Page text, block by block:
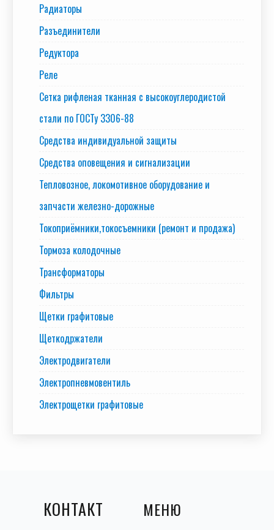
Радиаторы
Разъединители
Редуктора
Реле
Сетка рифленая тканная с высокоуглеродистой
стали по ГОСТу 3306-88
Средства индивидуальной защиты
Средства оповещения и сигнализации
Тепловозное, локомотивное оборудование и
запчасти железно-дорожные
Токоприёмники,токосъемники (ремонт и продажа)
Тормоза колодочные
Трансформаторы
Фильтры
Щетки графитовые
Щеткодржатели
Электродвигатели
Электропневмовентиль
Электрощетки графитовые
КОНТАКТ МЕНЮ